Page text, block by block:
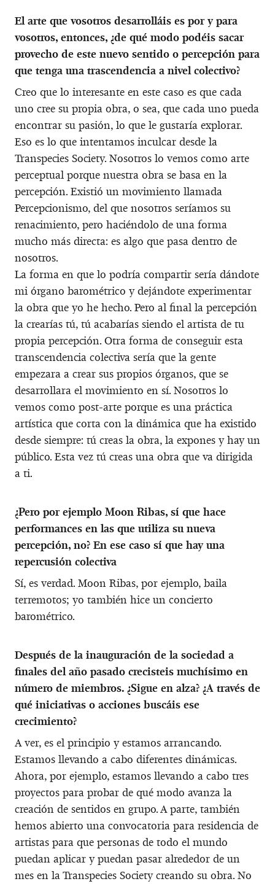
El arte que vosotros desarrolláis es por y para
vosotros, entonces, ¿de qué modo podéis sacar
provecho de este nuevo sentido o percepción para
que tenga una trascendencia a nivel colectivo?
Creo que lo interesante en este caso es que cada
uno cree su propia obra, o sea, que cada uno pueda
encontrar su pasión, lo que le gustaría explorar.
Eso es lo que intentamos inculcar desde la
Transpecies Society. Nosotros lo vemos como arte
perceptual porque nuestra obra se basa en la
percepción. Existió un movimiento llamada
Percepcionismo, del que nosotros seríamos su
renacimiento, pero haciéndolo de una forma
mucho más directa: es algo que pasa dentro de
nosotros.
La forma en que lo podría compartir sería dándote
mi órgano barométrico y dejándote experimentar
la obra que yo he hecho. Pero al final la percepción
la crearías tú, tú acabarías siendo el artista de tu
propia percepción. Otra forma de conseguir esta
transcendencia colectiva sería que la gente
empezara a crear sus propios órganos, que se
desarrollara el movimiento en sí. Nosotros lo
vemos como post-arte porque es una práctica
artística que corta con la dinámica que ha existido
desde siempre: tú creas la obra, la expones y hay un
público. Esta vez tú creas una obra que va dirigida
a ti.
¿Pero por ejemplo Moon Ribas, sí que hace
performances en las que utiliza su nueva
percepción, no? En ese caso sí que hay una
repercusión colectiva
Sí, es verdad. Moon Ribas, por ejemplo, baila
terremotos; yo también hice un concierto
barométrico.
Después de la inauguración de la sociedad a
finales del año pasado crecisteis muchísimo en
número de miembros. ¿Sigue en alza? ¿A través de
qué iniciativas o acciones buscáis ese
crecimiento?
A ver, es el principio y estamos arrancando.
Estamos llevando a cabo diferentes dinámicas.
Ahora, por ejemplo, estamos llevando a cabo tres
proyectos para probar de qué modo avanza la
creación de sentidos en grupo. A parte, también
hemos abierto una convocatoria para residencia de
artistas para que personas de todo el mundo
puedan aplicar y puedan pasar alrededor de un
mes en la Transpecies Society creando su obra. No